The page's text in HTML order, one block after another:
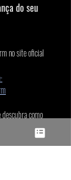
do seu
no site oficial
descubra como
Trust